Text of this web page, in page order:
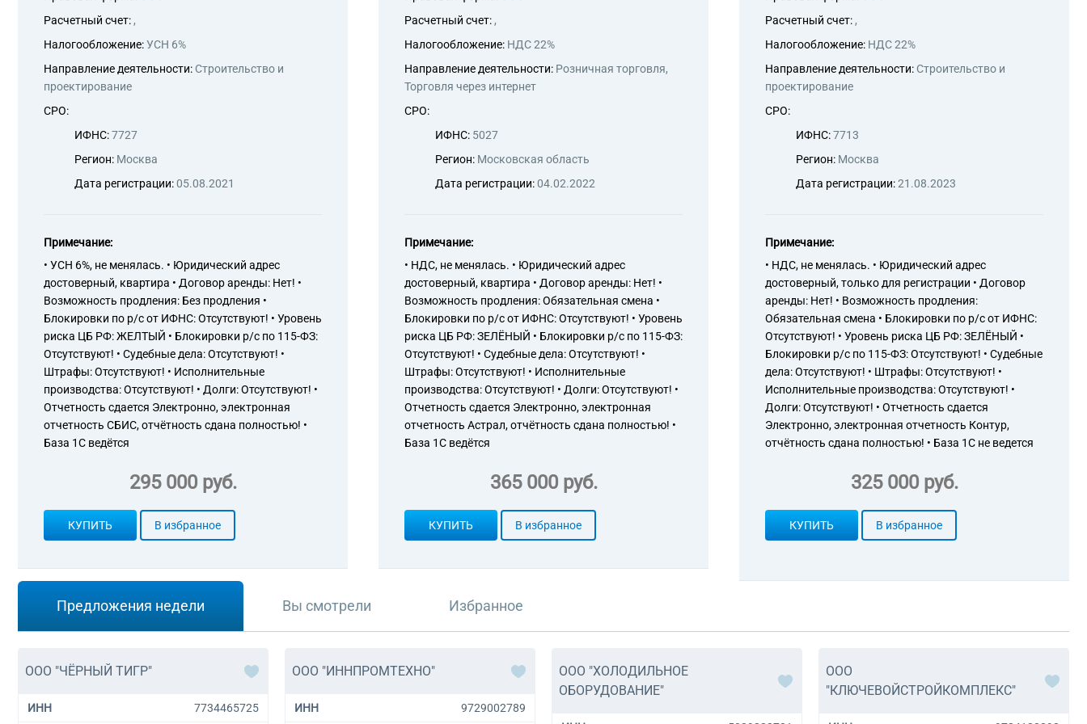
Расчетный счет: ,
Налогообложение:УСН 6%
Направление деятельности: Строительство и
проектирование
СРО:
ИФНС:7727
Регион: Москва
Дата регистрации:05.08.2021
Примечание:
• УСН 6%, не менялась. • Юридический адрес
достоверный, квартира • Договор аренды: Нет! •
Возможность продления: Без продления •
Блокировки по р/с от ИФНС: Отсутствуют! • Уровень
риска ЦБ РФ: ЖЕЛТЫЙ • Блокировки р/с по 115-ФЗ:
Отсутствуют! • Судебные дела: Отсутствуют! •
Штрафы: Отсутствуют! • Исполнительные
производства: Отсутствуют! • Долги: Отсутствуют! •
Отчетность сдается Электронно, электронная
отчетность СБИС, отчётность сдана полностью! •
База 1С ведётся
295 000 руб.
КУПИТЬ В избранное
Расчетный счет: ,
Налогообложение: НДС 22%
Направление деятельности: Розничная торговля,
Торговля через интернет
СРО:
ИФНС: 5027
Регион: Московская область
Дата регистрации:04.02.2022
Примечание:
• НДС, не менялась. • Юридический адрес
достоверный, квартира • Договор аренды: Нет! •
Возможность продления: Обязательная смена •
Блокировки по р/с от ИФНС: Отсутствуют! • Уровень
риска ЦБ РФ: ЗЕЛЁНЫЙ • Блокировки р/с по 115-ФЗ:
Отсутствуют! • Судебные дела: Отсутствуют! •
Штрафы: Отсутствуют! • Исполнительные
производства: Отсутствуют! • Долги: Отсутствуют! •
Отчетность сдается Электронно, электронная
отчетность Астрал, отчётность сдана полностью! •
База 1С ведётся
365 000 руб.
КУПИТЬ В избранное
Расчетный счет: ,
Налогообложение: НДС 22%
Направление деятельности: Строительство и
проектирование
СРО:
ИФНС:7713
Регион: Москва
Дата регистрации:21.08.2023
Примечание:
• НДС, не менялась. • Юридический адрес
достоверный, только для регистрации • Договор
аренды: Нет! • Возможность продления:
Обязательная смена • Блокировки по р/с от ИФНС:
Отсутствуют! • Уровень риска ЦБ РФ: ЗЕЛЁНЫЙ •
Блокировки р/с по 115-ФЗ: Отсутствуют! • Судебные
дела: Отсутствуют! • Штрафы: Отсутствуют! •
Исполнительные производства: Отсутствуют! •
Долги: Отсутствуют! • Отчетность сдается
Электронно, электронная отчетность Контур,
отчётность сдана полностью! • База 1С не ведется
325 000 руб.
КУПИТЬ В избранное
Предложения недели Вы смотрели Избранное
ООО "ЧЁРНЫЙ ТИГР"
ИНН 7734465725
ООО "ИННПРОМТЕХНО"
ИНН 9729002789
ООО "ХОЛОДИЛЬНОЕ
ОБОРУДОВАНИЕ"
ООО
"КЛЮЧЕВОЙСТРОЙКОМПЛЕКС"